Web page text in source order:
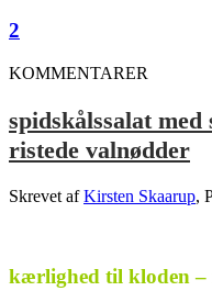
2
KOMMENTARER
spidskålssalat
ristede valnødder
Skrevet afKirsten Skaarup,
kærlighed til kloden –